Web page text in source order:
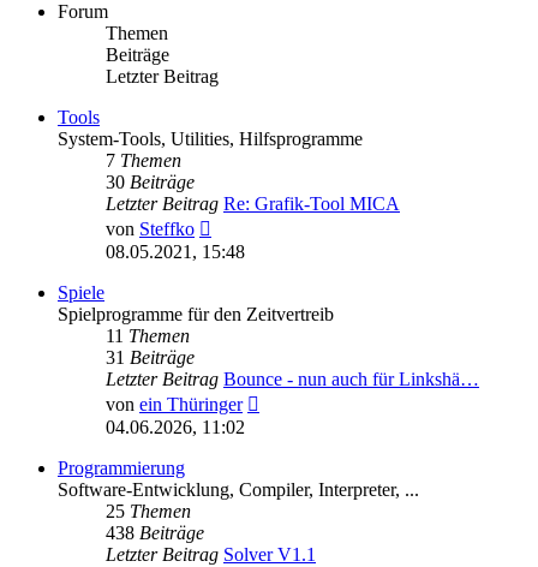
Forum
Themen
Beiträge
Letzter Beitrag
Tools
System-Tools, Utilities, Hilfsprogramme
7 Themen
30 Beiträge
Letzter Beitrag Re: Grafik-Tool MICA
von Steffko
Beitrag
08.05.2021, 15:48
Spiele
Spielprogramme für den Zeitvertreib
11 Themen
31 Beiträge
Letzter Beitrag Bounce - nun auch für Linkshä…
von ein Thüringer
04.06.2026, 11:02
Programmierung
Software-Entwicklung, Compiler, Interpreter, ...
25 Themen
438 Beiträge
Letzter Beitrag Solver V1.1